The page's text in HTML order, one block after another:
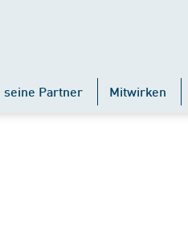
seine Partner Mitwirken